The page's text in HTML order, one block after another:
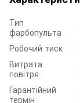
Тип
фарбопульта
Робочий тиск
Витрата
повітря
Гарантійний
термін